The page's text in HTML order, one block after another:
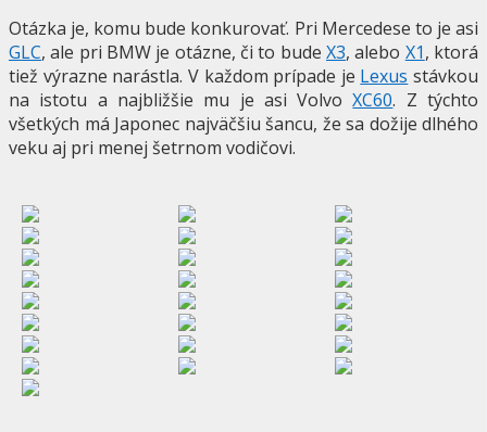
Otázka je, komu bude konkurovať. Pri Mercedese to je asi
GLC, ale pri BMW je otázne, či to bude X3, alebo X1, ktorá
tiež výrazne narástla. V každom prípade je Lexus stávkou
na istotu a najbližšie mu je asi VolvoXC60. Z týchto
všetkých má Japonec najväčšiu šancu, že sa dožije dlhého
veku aj pri menej šetrnom vodičovi.